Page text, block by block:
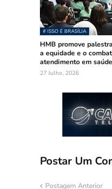
# ISSO É BRASÍLIA
HMB promove
a equidade e o
atendimento em saúde
27 Julho, 2026
Postar Um
Postagem Anterior